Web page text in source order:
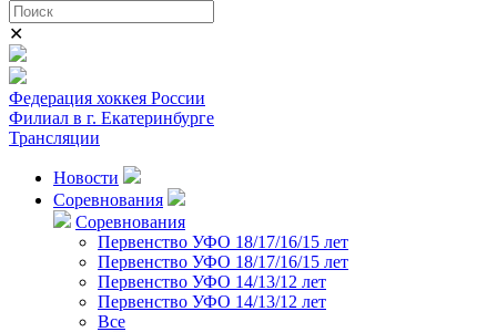
✕
Федерация хоккея России
Филиал в г. Екатеринбурге
Трансляции
Новости
Соревнования
Соревнования
Первенство УФО 18/17/16/15 лет
Первенство УФО 18/17/16/15 лет
Первенство УФО 14/13/12 лет
Первенство УФО 14/13/12 лет
Все